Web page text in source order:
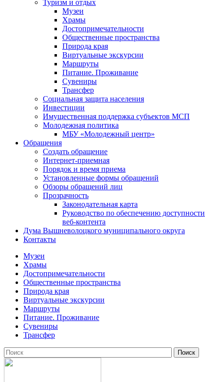
Туризм и отдых
Музеи
Храмы
Достопримечательности
Общественные пространства
Природа края
Виртуальные экскурсии
Маршруты
Питание. Проживание
Сувениры
Трансфер
Социальная защита населения
Инвестиции
Имущественная поддержка субъектов МСП
Молодежная политика
МБУ «Молодежный центр»
Обращения
Создать обращение
Интернет-приемная
Порядок и время приема
Установленные формы обращений
Обзоры обращений лиц
Прозрачность
Законодательная карта
Руководство по обеспечению доступности
веб-контента
Дума Вышневолоцкого муниципального округа
Контакты
Музеи
Храмы
Достопримечательности
Общественные пространства
Природа края
Виртуальные экскурсии
Маршруты
Питание. Проживание
Сувениры
Трансфер